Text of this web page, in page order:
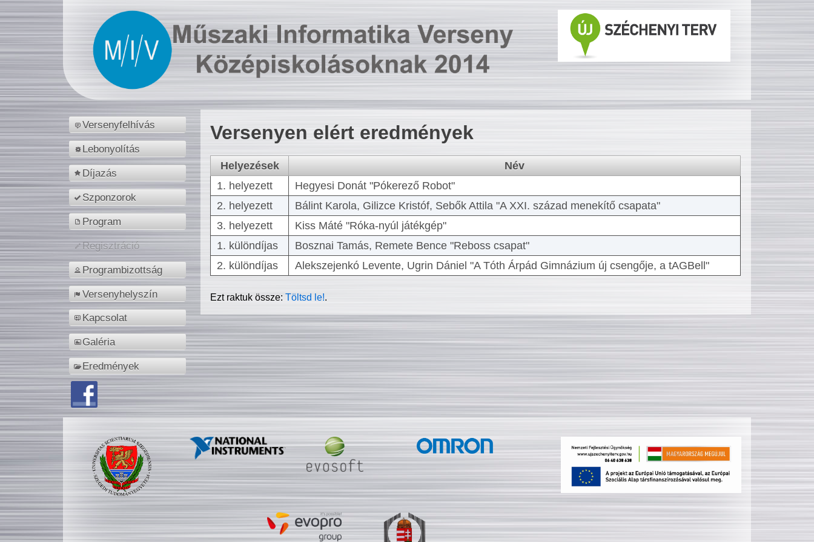
Versenyfelhívás
Lebonyolítás
Díjazás
Szponzorok
Program
Regisztráció
Programbizottság
Versenyhelyszín
Kapcsolat
Galéria
Eredmények
Versenyen elért eredmények
Helyezések
Név
1. helyezett
Hegyesi Donát "Pókerező Robot"
2. helyezett
Bálint Karola, Gilizce Kristóf, Sebők Attila "A XXI. század menekítő csapata"
3. helyezett
Kiss Máté "Róka-nyúl játékgép"
1. különdíjas
Bosznai Tamás, Remete Bence "Reboss csapat"
2. különdíjas
Alekszejenkó Levente, Ugrin Dániel "A Tóth Árpád Gimnázium új csengője, a tAGBell"
Ezt raktuk össze:Töltsd le!.